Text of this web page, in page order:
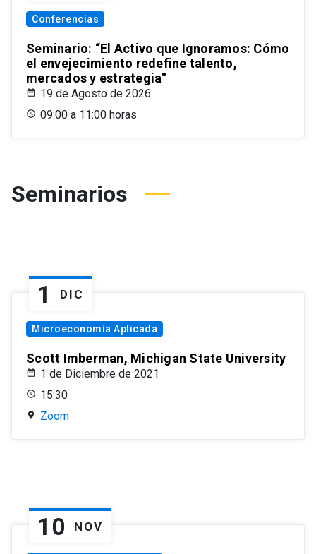
Conferencias
Seminario: “El Activo que Ignoramos: Cómo
el envejecimiento redefine talento,
mercados y estrategia”
19 de Agosto de 2026
09:00 a 11:00 horas
Seminarios
1 DIC
Microeconomía Aplicada
Scott Imberman, Michigan State University
1 de Diciembre de 2021
15:30
Zoom
10 NOV